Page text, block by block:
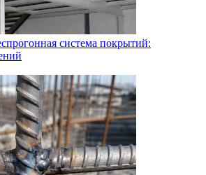
система покрытий: